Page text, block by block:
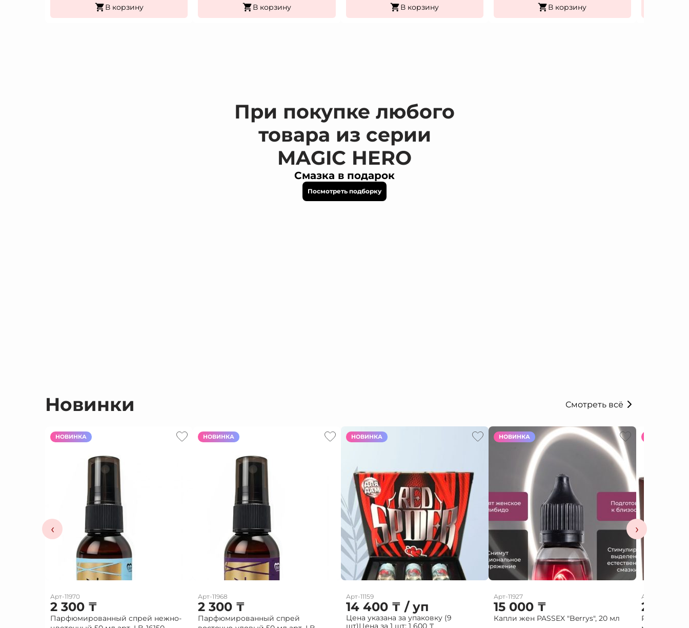
В корзину
В корзину
В корзину
В корзину
При покупке любого
товара из серии
MAGIC HERO
Смазка в подарок
Посмотреть подборку
Новинки Смотреть всё
‹
НОВИНКА
Арт-11970
2 300 ₸
Парфюмированный спрей нежно-
НОВИНКА
Арт-11968
2 300 ₸
Парфюмированный спрей
НОВИНКА
Арт-11159
14 400 ₸ / уп
Цена указана за упаковку (9
шт)Цена за 1 шт: 1 600 ₸
НОВИНКА
Арт-11927
15 000 ₸
Капли жен PASSEX "Berrys", 20 мл
Арт-10586
2 000
Red
›